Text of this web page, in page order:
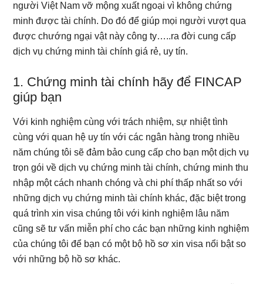
người Việt Nam vỡ mộng xuất ngoại vì không chứng
minh được tài chính. Do đó để giúp mọi người vượt qua
được chướng ngại vật này công ty…..ra đời cung cấp
dịch vụ chứng minh tài chính giá rẻ, uy tín.
1. Chứng minh tài chính hãy để FINCAP
giúp bạn
Với kinh nghiệm cùng với trách nhiệm, sự nhiệt tình
cùng với quan hệ uy tín với các ngân hàng trong nhiều
năm chúng tôi sẽ đảm bảo cung cấp cho bạn một dịch vụ
trọn gói về dịch vụ chứng minh tài chính, chứng minh thu
nhập một cách nhanh chóng và chi phí thấp nhất so với
những dịch vụ chứng minh tài chính khác, đặc biệt trong
quá trình xin visa chúng tôi với kinh nghiệm lâu năm
cũng sẽ tư vấn miễn phí cho các bạn những kinh nghiệm
của chúng tôi để bạn có một bộ hồ sơ xin visa nổi bật so
với những bộ hồ sơ khác.